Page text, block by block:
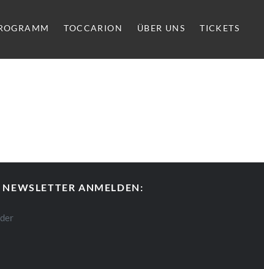
TOCCARION ÜBER UNS TICKETS
NEWSLETTER ANMELDEN: